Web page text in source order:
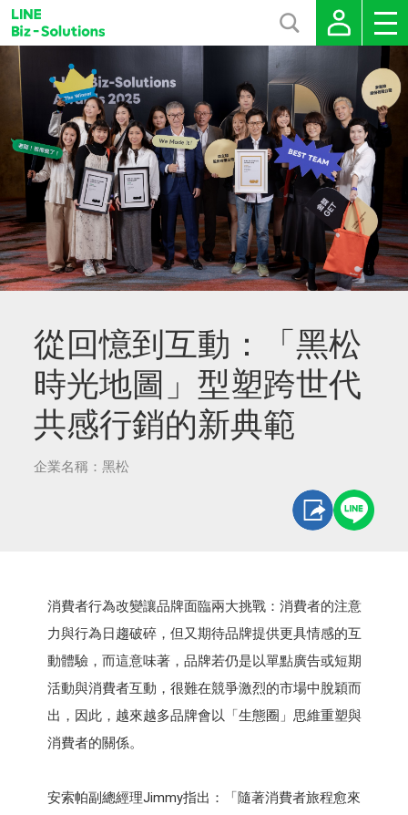
從回憶到互動：「黑松
時光地圖」型塑跨世代
共感行銷的新典範
企業名稱：黑松
消費者行為改變讓品牌面臨兩大挑戰：消費者的注意
力與行為日趨破碎，但又期待品牌提供更具情感的互
動體驗，而這意味著，品牌若仍是以單點廣告或短期
活動與消費者互動，很難在競爭激烈的市場中脫穎而
出，因此，越來越多品牌會以「生態圈」思維重塑與
消費者的關係。
安索帕副總經理Jimmy指出：「隨著消費者旅程愈來